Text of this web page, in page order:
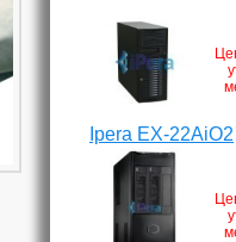
Ipera EX-22AiO2